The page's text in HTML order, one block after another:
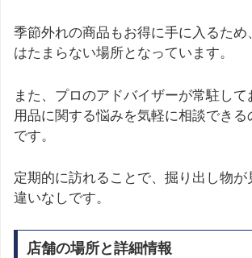
季節外れの商品もお得に手に入るため
はたまらない場所となっています。
また、プロのアドバイザーが常駐して
用品に関する悩みを気軽に相談できる
です。
定期的に訪れることで、掘り出し物が
違いなしです。
店舗の場所と詳細情報